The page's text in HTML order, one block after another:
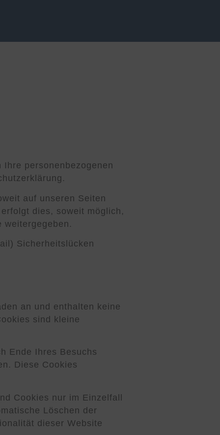
personenbezogenen
auf unseren Seiten
dies, soweit möglich,
Sicherheitslücken
an und enthalten keine
sind kleine
Ende Ihres Besuchs
Diese Cookies
Cookies nur im Einzelfall
Löschen der
dieser Website